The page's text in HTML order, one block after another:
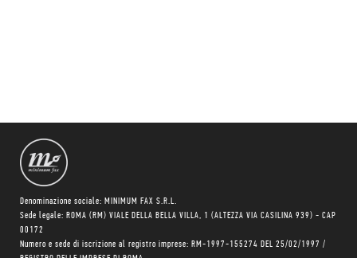
Denominazione sociale: MINIMUM FAX S.R.L.
Sede legale: ROMA (RM) VIALE DELLA BELLA VILLA, 1 (ALTEZZA VIA CASILINA 939) - CAP
00172
Numero e sede di iscrizione al registro imprese: RM-1997-155274 DEL 25/02/1997 /